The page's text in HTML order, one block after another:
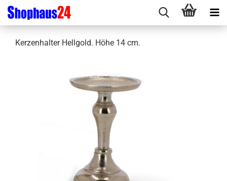
Kerzenhalter Hellgold. Höhe 14 cm.